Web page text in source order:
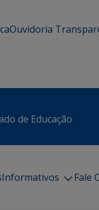
Ouvidoria
de Educação
Informativos Fale